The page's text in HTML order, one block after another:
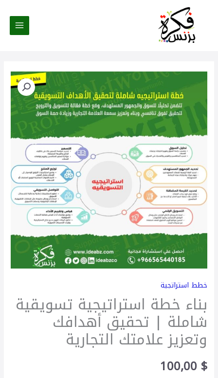
خطط استراتجية
بناء خطة استراتيجية تسويقية
شاملة | تحقيق أهدافك
وتعزيز علامتك التجارية
100,00$
خطة
استراتيجية
تسويقية
شاملة
تحقيق
أهدافك
وتعزيز
علامتك
التجارية